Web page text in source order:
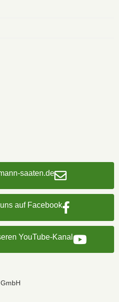
saaten.de
auf Facebook
YouTube-Kanal